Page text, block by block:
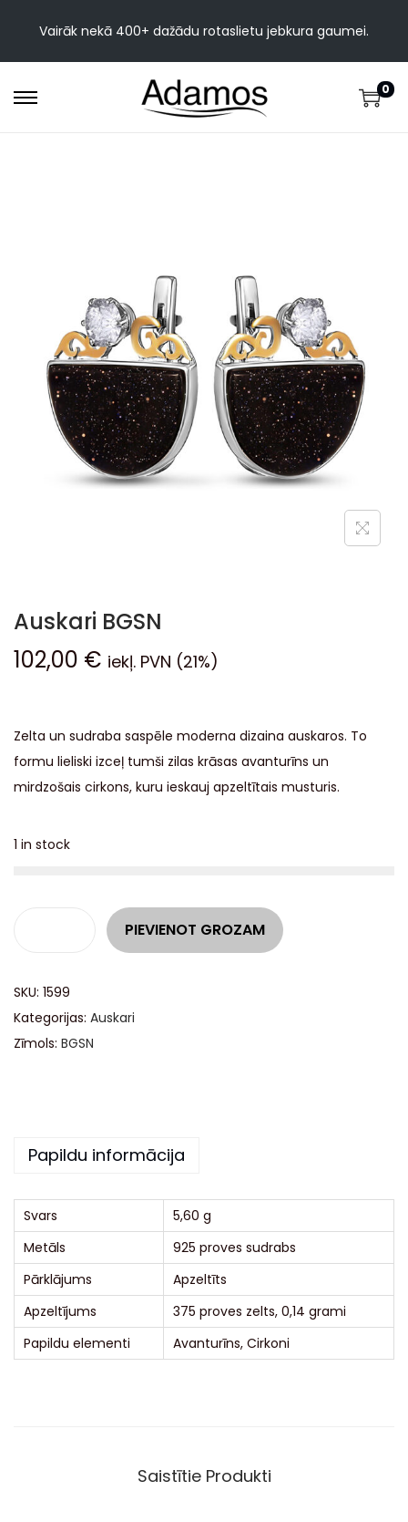
Vairāk nekā 400+ dažādu rotaslietu jebkura gaumei.
0
Auskari BGSN
102,00 € iekļ. PVN (21%)
Zelta un sudraba saspēle moderna dizaina auskaros. To
formu lieliski izceļ tumši zilas krāsas avanturīns un
mirdzošais cirkons, kuru ieskauj apzeltītais musturis.
1 in stock
PIEVIENOT GROZAM
:
SKU: 1599
Kategorijas: Auskari
Zīmols: BGSN
Papildu informācija
Svars
5,60 g
Metāls
925 proves sudrabs
Pārklājums
Apzeltīts
Apzeltījums
375 proves zelts, 0,14 grami
Papildu elementi
Avanturīns, Cirkoni
Saistītie Produkti